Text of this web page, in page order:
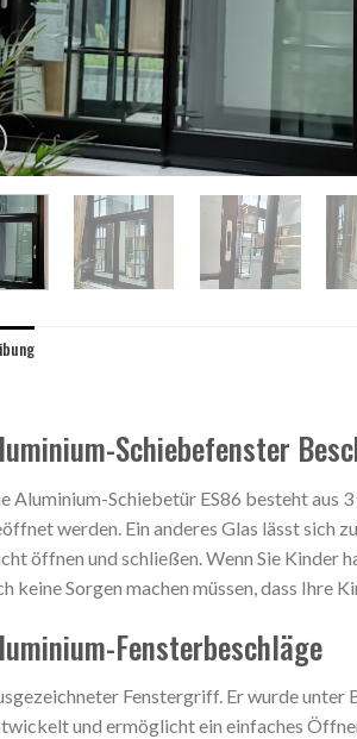
Schiebefenster
Aluminium-Schiebetür ES86 besteht aus
werden. Ein anderes Glas lässt sich
öffnen und schließen. Wenn Sie Kinder
keine Sorgen machen müssen, dass Ihre
Fensterbeschläge
Fenstergriff. Er wurde
und ermöglicht ein einfaches